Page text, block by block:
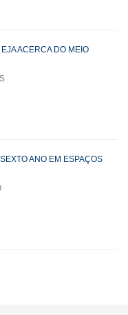
ACERCA DO MEIO
ANO EM ESPAÇOS